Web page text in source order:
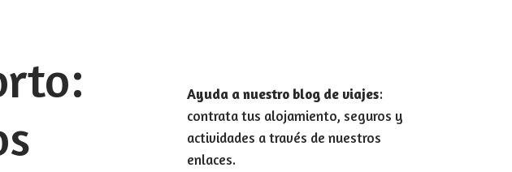
Ayuda a nuestro blog de viajes:
contrata tus alojamiento, seguros y
actividades a través de nuestros
enlaces.